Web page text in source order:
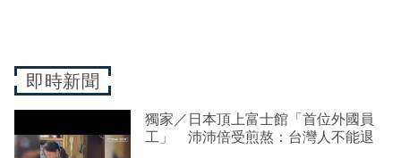
即時新聞
獨家／日本頂上富士館「首位外國員
工」 沛沛倍受煎熬：台灣人不能退